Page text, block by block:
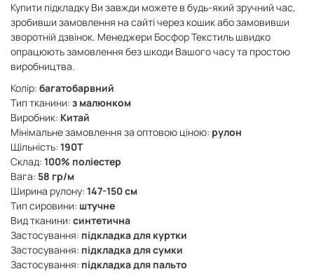
Купити підкладку Ви завжди можете в будь-який зручний час,
зробивши замовлення на сайті через кошик або замовивши
зворотній дзвінок. Менеджери Босфор Текстиль швидко
опрацюють замовлення без шкоди Вашого часу та простою
виробництва.
Колір: багатобарвний
Тип тканини: з малюнком
Виробник: Китай
Мінімальне замовлення за оптовою ціною: рулон
Щільність: 190Т
Склад: 100% поліестер
Вага: 58 гр/м
Ширина рулону: 147-150 см
Тип сировини: штучне
Вид тканини: синтетична
Застосування: підкладка для куртки
Застосування: підкладка для сумки
Застосування: підкладка для пальто